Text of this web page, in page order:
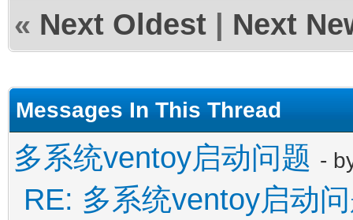
« Next Oldest Next
Messages In This Thread
多系统ventoy启动问题 -
RE: 多系统ventoy启动